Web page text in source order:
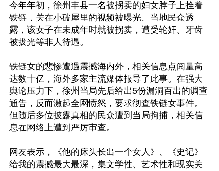
今年年初，徐州丰县一名被拐卖的妇女脖子上拴着
铁链，关在小破屋里的视频被曝光。当地民众透
露，该女子在未成年时就被拐卖，遭受轮奸、牙齿
被拔光等非人待遇。
铁链女的悲惨遭遇震撼海内外，相关信息点阅量高
达数十亿，海外多家主流媒体报导了此事。在强大
舆论压力下，徐州当局先后给出5份漏洞百出的调查
通告，反而激起全网愤怒，要求彻查铁链女事件。
但随后多位披露真相的民众遭到当局拘捕，相关信
息在网络上遭到严厉审查。
网友表示，《他的床头长出一个女人》、《史记》
给我的震撼最大最深，集文学性、艺术性和现实关